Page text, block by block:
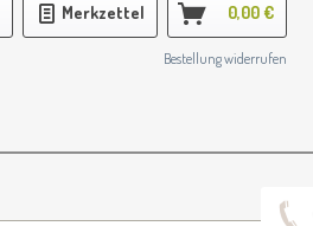
Merkzettel 0,00 €
Bestellung widerrufen